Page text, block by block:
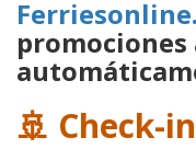
promociones
🚢 Check-